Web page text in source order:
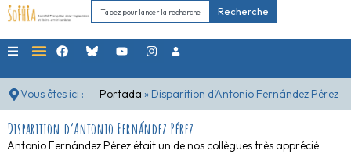
Recherche
Vous êtes ici : Portada » Disparition d’Antonio Fernández Pérez
Disparition d’Antonio Fernández Pérez
Antonio Fernández Pérez était un de nos collègues très apprécié